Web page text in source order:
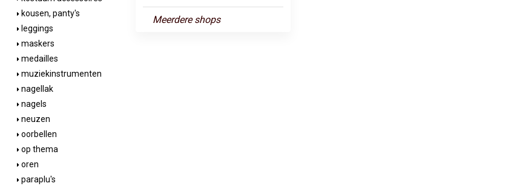
kousen, panty's
leggings
maskers
medailles
muziekinstrumenten
nagellak
nagels
neuzen
oorbellen
op thema
oren
paraplu's
Meerdere shops